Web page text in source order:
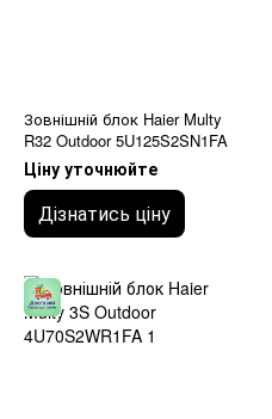
Зовнішній блок Haier Multy
R32 Outdoor 5U125S2SN1FA
Ціну уточнюйте
Дізнатись ціну